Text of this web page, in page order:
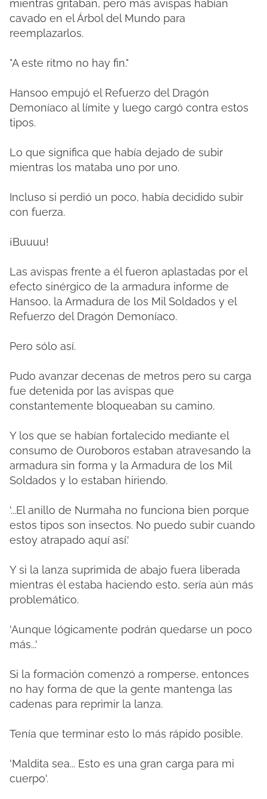
mientras gritaban, pero más avispas habían
cavado en el Árbol del Mundo para
reemplazarlos.
"A este ritmo no hay fin."
Hansoo empujó el Refuerzo del Dragón
Demoníaco al límite y luego cargó contra estos
tipos.
Lo que significa que había dejado de subir
mientras los mataba uno por uno.
Incluso si perdió un poco, había decidido subir
con fuerza.
¡Buuuu!
Las avispas frente a él fueron aplastadas por el
efecto sinérgico de la armadura informe de
Hansoo, la Armadura de los Mil Soldados y el
Refuerzo del Dragón Demoníaco.
Pero sólo así.
Pudo avanzar decenas de metros pero su carga
fue detenida por las avispas que
constantemente bloqueaban su camino.
Y los que se habían fortalecido mediante el
consumo de Ouroboros estaban atravesando la
armadura sin forma y la Armadura de los Mil
Soldados y lo estaban hiriendo.
'...El anillo de Nurmaha no funciona bien porque
estos tipos son insectos. No puedo subir cuando
estoy atrapado aquí así.'
Y si la lanza suprimida de abajo fuera liberada
mientras él estaba haciendo esto, sería aún más
problemático.
'Aunque lógicamente podrán quedarse un poco
más...'
Si la formación comenzó a romperse, entonces
no hay forma de que la gente mantenga las
cadenas para reprimir la lanza.
Tenía que terminar esto lo más rápido posible.
'Maldita sea... Esto es una gran carga para mi
cuerpo'.